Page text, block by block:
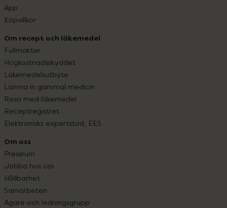
App
Köpvillkor
Om recept och läkemedel
Fullmakter
Högkostnadsskyddet
Läkemedelsutbyte
Lämna in gammal medicin
Resa med läkemedel
Receptregistret
Elektroniskt expertstöd, EES
Om oss
Pressrum
Jobba hos oss
Hållbarhet
Samarbeten
Ägare och ledningsgrupp